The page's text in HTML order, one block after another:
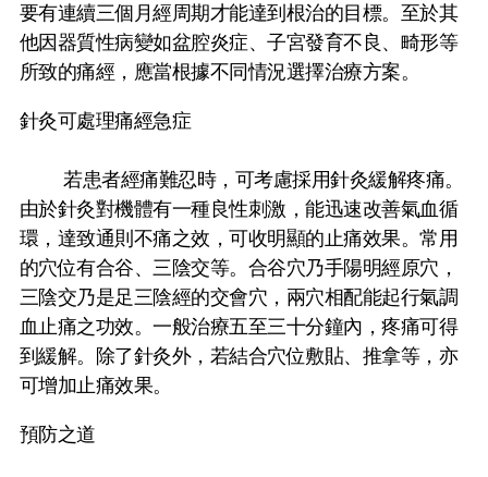
要有連續三個月經周期才能達到根治的目標。至於其
他因器質性病變如盆腔炎症、子宮發育不良、畸形等
所致的痛經，應當根據不同情況選擇治療方案。
針灸可處理痛經急症
若患者經痛難忍時，可考慮採用針灸緩解疼痛。
由於針灸對機體有一種良性刺激，能迅速改善氣血循
環，達致通則不痛之效，可收明顯的止痛效果。常用
的穴位有合谷、三陰交等。合谷穴乃手陽明經原穴，
三陰交乃是足三陰經的交會穴，兩穴相配能起行氣調
血止痛之功效。一般治療五至三十分鐘內，疼痛可得
到緩解。除了針灸外，若結合穴位敷貼、推拿等，亦
可增加止痛效果。
預防之道